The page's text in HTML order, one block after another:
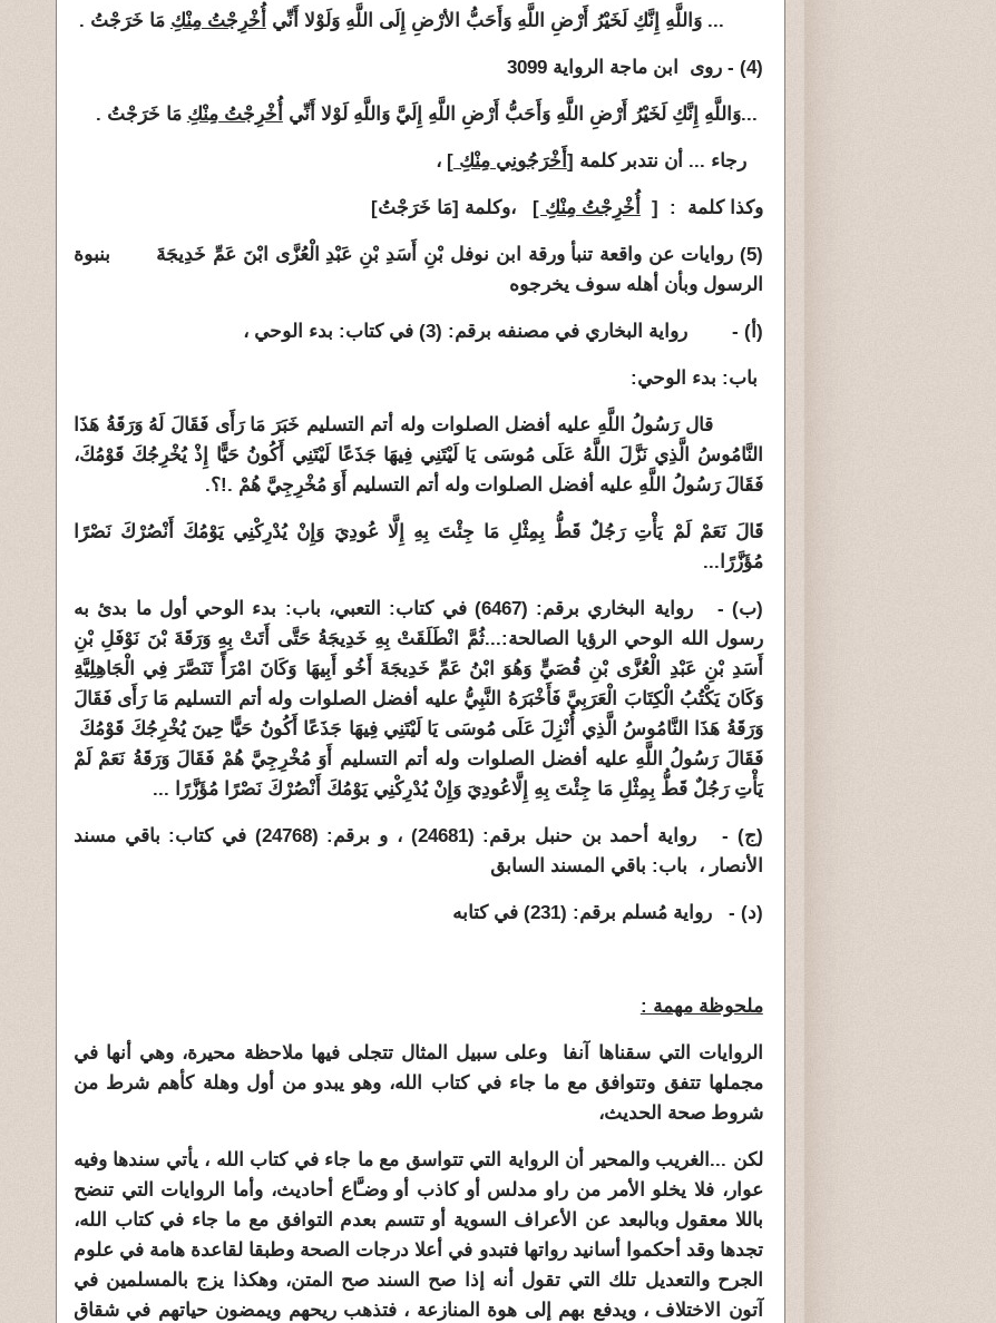
... وَاللَّهِ إِنَّكِ لَخَيْرُ أَرْضِ اللَّهِ وَأَحَبُّ الأرْضِ إِلَى اللَّهِ وَلَوْلا أَنِّي أُخْرِجْتُ مِنْكِ مَا خَرَجْتُ .
(4) - روى ابن ماجة الرواية 3099
...وَاللَّهِ إِنَّكِ لَخَيْرُ أَرْضِ اللَّهِ وَأَحَبُّ أَرْضِ اللَّهِ إِلَيَّ وَاللَّهِ لَوْلا أَنِّي أُخْرِجْتُ مِنْكِ مَا خَرَجْتُ .
رجاء ... أن نتدبر كلمة [ أَخْرَجُونِي مِنْكِ] ،
وكذا كلمة : [ أُخْرِجْتُ مِنْكِ ] ،وكلمة [مَا خَرَجْتُ]
(5) روايات عن واقعة تنبأ ورقة ابن نوفل
بْنِ أَسَدِ بْنِ عَبْدِ الْعُزَّى ابْنَ عَمِّ خَدِيجَةَ بنبوة
الرسول وبأن أهله سوف يخرجوه
(أ) - رواية البخاري في مصنفه برقم: (3) في كتاب: بدء الوحي ،
باب: بدء الوحي:
قال رَسُولُ اللَّهِ عليه أفضل الصلوات وله أتم التسليم خَبَرَ مَا رَأَى فَقَالَ لَهُ وَرَقَةُ هَذَا
النَّامُوسُ الَّذِي نَزَّلَ اللَّهُ عَلَى مُوسَى يَا لَيْتَنِي فِيهَا جَذَعًا لَيْتَنِي أَكُونُ حَيًّا إِذْ يُخْرِجُكَ قَوْمُكَ،
فَقَالَ رَسُولُ اللَّهِ عليه أفضل الصلوات وله أتم التسليم أَوَ مُخْرِجِيَّ هُمْ .!؟.
قَالَ نَعَمْ لَمْ يَأْتِ رَجُلٌ قَطُّ بِمِثْلِ مَا جِئْتَ بِهِ إِلَّا عُودِيَ وَإِنْ يُدْرِكْنِي يَوْمُكَ أَنْصُرْكَ نَصْرًا
مُؤَزَّرًا...
(ب) - رواية البخاري برقم: (6467) في كتاب: التعبي، باب: بدء الوحي أول ما بدئ به
رسول الله الوحي الرؤيا الصالحة:...ثُمَّ انْطَلَقَتْ بِهِ خَدِيجَةُ حَتَّى أَتَتْ بِهِ وَرَقَةَ بْنَ نَوْفَلِ بْنِ
أَسَدِ بْنِ عَبْدِ الْعُزَّى بْنِ قُصَيٍّ وَهُوَ ابْنُ عَمِّ خَدِيجَةَ أَخُو أَبِيهَا وَكَانَ امْرَأً تَنَصَّرَ فِي الْجَاهِلِيَّةِ
وَكَانَ يَكْتُبُ الْكِتَابَ الْعَرَبِيَّ فَأَخْبَرَهُ النَّبِيُّ عليه أفضل الصلوات وله أتم التسليم مَا رَأَى فَقَالَ
وَرَقَةُ هَذَا النَّامُوسُ الَّذِي أُنْزِلَ عَلَى مُوسَى يَا لَيْتَنِي فِيهَا جَذَعًا أَكُونُ حَيًّا حِينَ يُخْرِجُكَ قَوْمُكَ
فَقَالَ رَسُولُ اللَّهِ عليه أفضل الصلوات وله أتم التسليم أَوَ مُخْرِجِيَّ هُمْ فَقَالَ وَرَقَةُ نَعَمْ لَمْ
يَأْتِ رَجُلٌ قَطُّ بِمِثْلِ مَا جِئْتَ بِهِ إِلَّاعُودِيَ وَإِنْ يُدْرِكْنِي يَوْمُكَ أَنْصُرْكَ نَصْرًا مُؤَزَّرًا ...
(ج) - رواية أحمد بن حنبل برقم: (24681) ، و برقم: (24768) في كتاب: باقي مسند
الأنصار ، باب: باقي المسند السابق
(د) - رواية مُسلم برقم: (231) في كتابه
ملحوظة مهمة :
الروايات التي سقناها آنفا وعلى سبيل المثال تتجلى فيها ملاحظة محيرة، وهي أنها في
مجملها تتفق وتتوافق مع ما جاء في كتاب الله، وهو يبدو من أول وهلة كأهم شرط من
شروط صحة الحديث،
لكن ...الغريب والمحير أن الرواية التي تتواسق مع ما جاء في كتاب الله ، يأتي سندها وفيه
عوار، فلا يخلو الأمر من راو مدلس أو كاذب أو وضـَّاع أحاديث، وأما الروايات التي تنضح
باللا معقول وبالبعد عن الأعراف السوية أو تتسم بعدم التوافق مع ما جاء في كتاب الله،
تجدها وقد أحكموا أسانيد رواتها فتبدو في أعلا درجات الصحة وطبقا لقاعدة هامة في علوم
الجرح والتعديل تلك التي تقول أنه إذا صح السند صح المتن، وهكذا يزج بالمسلمين في
آتون الاختلاف ، ويدفع بهم إلى هوة المنازعة ، فتذهب ريحهم ويمضون حياتهم في شقاق